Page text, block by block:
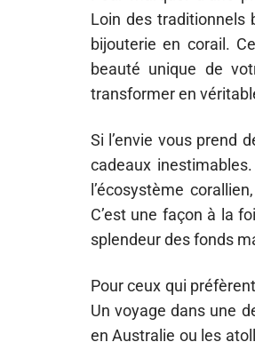
Loin des traditionnels
bijouterie en corail.
beauté unique de
transformer en
Si l’envie vous prend
cadeaux
l’écosystème
C’est une façon à la
splendeur des fonds
Pour ceux qui
Un voyage dans une
en Australie ou les